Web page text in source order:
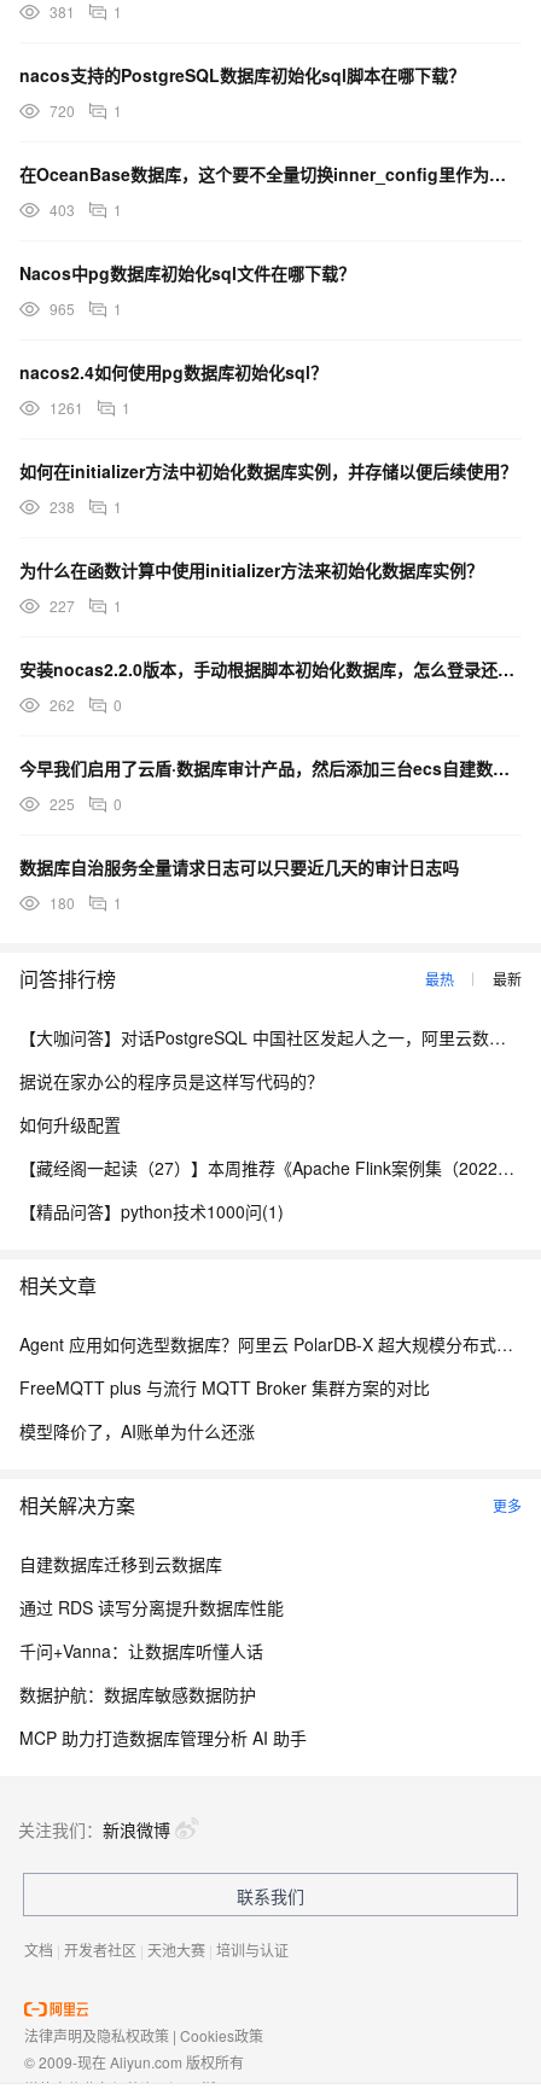
381 1
nacos支持的PostgreSQL数据库初始化sql脚本在哪下载？
720 1
在OceanBase数据库，这个要不全量切换inner_config里作为可配置的初始化配置嘛？
403 1
Nacos中pg数据库初始化sql文件在哪下载？
965 1
nacos2.4如何使用pg数据库初始化sql？
1261 1
如何在initializer方法中初始化数据库实例，并存储以便后续使用？
238 1
为什么在函数计算中使用initializer方法来初始化数据库实例？
227 1
安装nocas2.2.0版本，手动根据脚本初始化数据库，怎么登录还是要账号密码呢？
262 0
今早我们启用了云盾·数据库审计产品，然后添加三台ecs自建数据库的agent，请求紧急协助？
225 0
数据库自治服务全量请求日志可以只要近几天的审计日志吗
180 1
问答排行榜 最热 最新
【大咖问答】对话PostgreSQL 中国社区发起人之一，阿里云数据库高级专家 德哥
据说在家办公的程序员是这样写代码的？
如何升级配置
【藏经阁一起读（27）】本周推荐《Apache Flink案例集（2022版）》，你有哪些心得？
【精品问答】python技术1000问(1)
相关文章
Agent 应用如何选型数据库？阿里云 PolarDB-X 超大规模分布式数据承载能力解析
FreeMQTT plus 与流行 MQTT Broker 集群方案的对比
模型降价了，AI账单为什么还涨
相关解决方案 更多
自建数据库迁移到云数据库
通过 RDS 读写分离提升数据库性能
千问+Vanna：让数据库听懂人话
数据护航：数据库敏感数据防护
MCP 助力打造数据库管理分析 AI 助手
关注我们： 新浪微博
联系我们
文档 | 开发者社区 | 天池大赛 | 培训与认证
法律声明及隐私权政策 | Cookies政策
© 2009-现在 Aliyun.com 版权所有
增值电信业务经营许可证： 浙B2-20080101